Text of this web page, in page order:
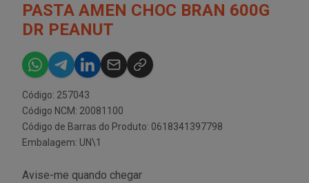
PASTA AMEN CHOC BRAN 600G
DR PEANUT
Código: 257043
Código NCM: 20081100
Código de Barras do Produto: 0618341397798
Embalagem: UN\1
Avise-me quando chegar